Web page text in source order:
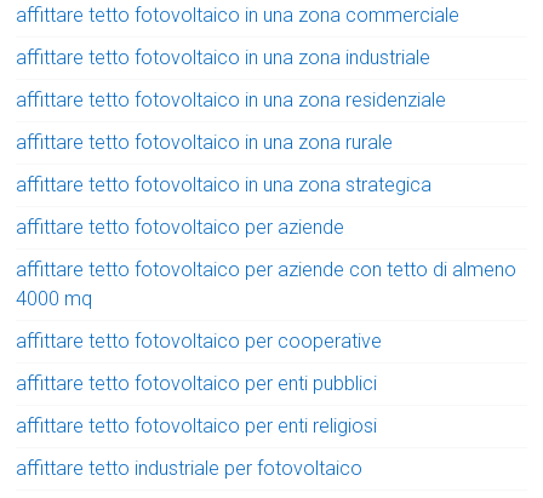
affittare tetto fotovoltaico in una zona commerciale
affittare tetto fotovoltaico in una zona industriale
affittare tetto fotovoltaico in una zona residenziale
affittare tetto fotovoltaico in una zona rurale
affittare tetto fotovoltaico in una zona strategica
affittare tetto fotovoltaico per aziende
affittare tetto fotovoltaico per aziende con tetto di almeno
4000 mq
affittare tetto fotovoltaico per cooperative
affittare tetto fotovoltaico per enti pubblici
affittare tetto fotovoltaico per enti religiosi
affittare tetto industriale per fotovoltaico